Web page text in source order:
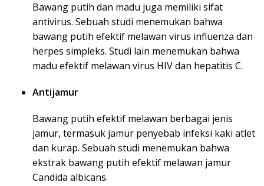
Bawang putih dan madu juga memiliki sifat
antivirus. Sebuah studi menemukan bahwa
bawang putih efektif melawan virus influenza dan
herpes simpleks. Studi lain menemukan bahwa
madu efektif melawan virus HIV dan hepatitis C.
Antijamur
Bawang putih efektif melawan berbagai jenis
jamur, termasuk jamur penyebab infeksi kaki atlet
dan kurap. Sebuah studi menemukan bahwa
ekstrak bawang putih efektif melawan jamur
Candida albicans.